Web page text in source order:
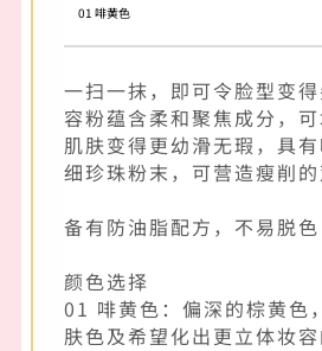
01 啡黄色
一扫一抹，即可令脸型变
容粉蕴含柔和聚焦成分，
肌肤变得更幼滑无瑕，具
细珍珠粉末，可营造瘦削的
备有防油脂配方，不易脱色
颜色选择
01 啡黄色：偏深的棕黄色
肤色及希望化出更立体妆容